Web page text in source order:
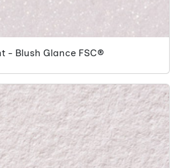
- Blush Glance FSC®